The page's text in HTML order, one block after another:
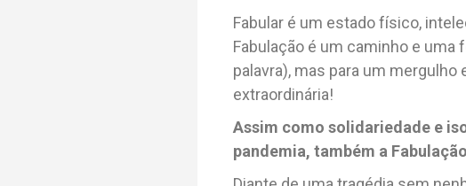
Fabular é um estado físico,
Fabulação é um caminho e uma
palavra), mas para um
extraordinária!
Assim como solidariedade e
pandemia, também a